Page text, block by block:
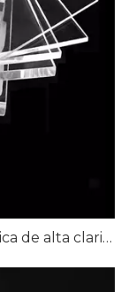
¿Para qué se utiliza la lámina acrílica de alta claridad?